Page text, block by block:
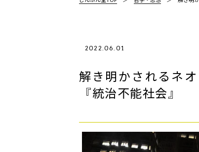
2022.06.01
解き明かされるネ
――『統治不能社会』